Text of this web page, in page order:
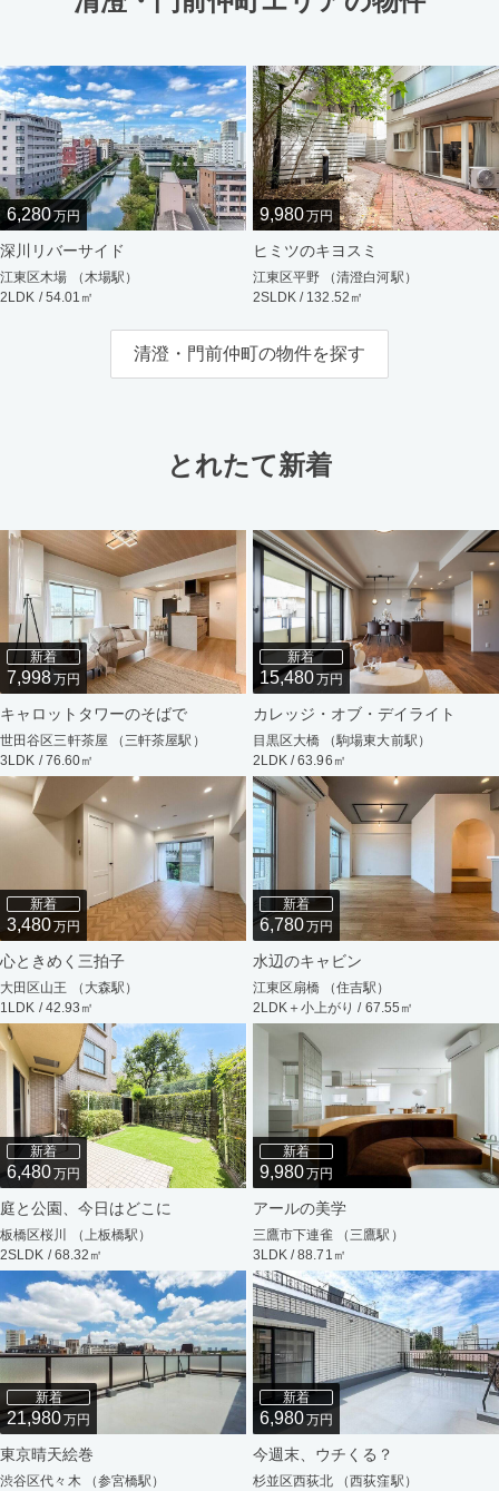
6,280万円
深川リバーサイド
江東区木場 （木場駅）
2LDK / 54.01㎡
9,980万円
ヒミツのキヨスミ
江東区平野 （清澄白河駅）
2SLDK / 132.52㎡
清澄・門前仲町の物件を探す
とれたて新着
新着
7,998万円
キャロットタワーのそばで
世田谷区三軒茶屋 （三軒茶屋駅）
3LDK / 76.60㎡
新着
15,480万円
カレッジ・オブ・デイライト
目黒区大橋 （駒場東大前駅）
2LDK / 63.96㎡
新着
3,480万円
心ときめく三拍子
大田区山王 （大森駅）
1LDK / 42.93㎡
新着
6,780万円
水辺のキャビン
江東区扇橋 （住吉駅）
2LDK＋小上がり / 67.55㎡
新着
6,480万円
庭と公園、今日はどこに
板橋区桜川 （上板橋駅）
2SLDK / 68.32㎡
新着
9,980万円
アールの美学
三鷹市下連雀 （三鷹駅）
3LDK / 88.71㎡
新着
21,980万円
東京晴天絵巻
渋谷区代々木 （参宮橋駅）
新着
6,980万円
今週末、ウチくる？
杉並区西荻北 （西荻窪駅）